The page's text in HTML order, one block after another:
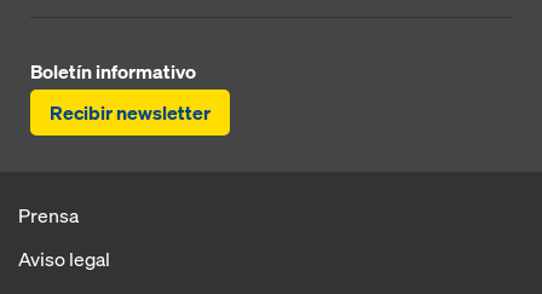
Boletín informativo
Recibir newsletter
Prensa
Aviso legal